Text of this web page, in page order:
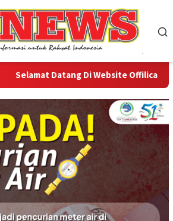
Selamat Datang Di Website Offilical PI-